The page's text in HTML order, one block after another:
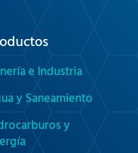
e Industria
y Saneamiento
y